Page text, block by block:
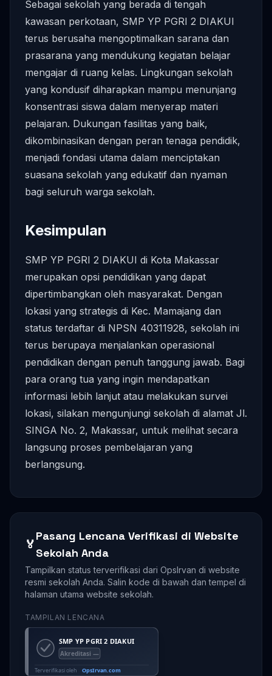
Sebagai sekolah yang berada di tengah
kawasan perkotaan, SMP YP PGRI 2 DIAKUI
terus berusaha mengoptimalkan sarana dan
prasarana yang mendukung kegiatan belajar
mengajar di ruang kelas. Lingkungan sekolah
yang kondusif diharapkan mampu menunjang
konsentrasi siswa dalam menyerap materi
pelajaran. Dukungan fasilitas yang baik,
dikombinasikan dengan peran tenaga pendidik,
menjadi fondasi utama dalam menciptakan
suasana sekolah yang edukatif dan nyaman
bagi seluruh warga sekolah.
Kesimpulan
SMP YP PGRI 2 DIAKUI di Kota Makassar
merupakan opsi pendidikan yang dapat
dipertimbangkan oleh masyarakat. Dengan
lokasi yang strategis di Kec. Mamajang dan
status terdaftar di NPSN 40311928, sekolah ini
terus berupaya menjalankan operasional
pendidikan dengan penuh tanggung jawab. Bagi
para orang tua yang ingin mendapatkan
informasi lebih lanjut atau melakukan survei
lokasi, silakan mengunjungi sekolah di alamat Jl.
SINGA No. 2, Makassar, untuk melihat secara
langsung proses pembelajaran yang
berlangsung.
🏅
Pasang Lencana Verifikasi di Website
Sekolah Anda
Tampilkan status terverifikasi dari OpsIrvan di website
resmi sekolah Anda. Salin kode di bawah dan tempel di
halaman utama website sekolah.
TAMPILAN LENCANA